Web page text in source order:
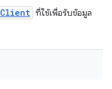
Client ที่ใช้เพื่อรับข้อมูล